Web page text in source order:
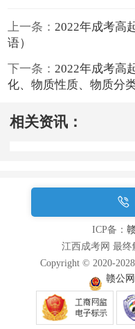
上一条：2022年成考高
语）
下一条：2022年成考高
化、物质性质、物质分类
相关资讯：
ICP备：
江西成考网 最终
Copyright © 2020-
赣公